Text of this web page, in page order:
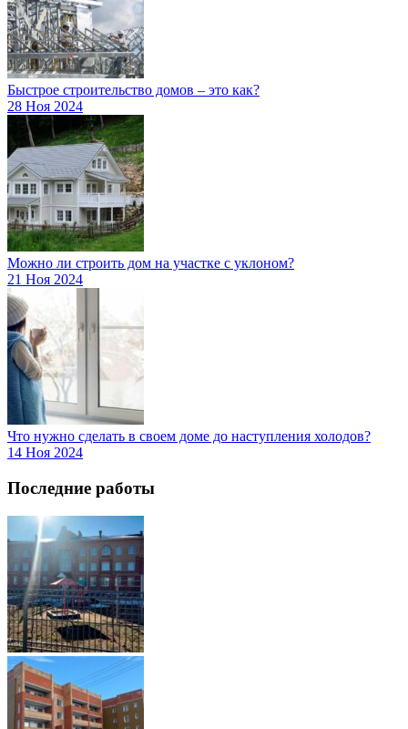
Быстрое строительство домов – это как?
28 Ноя 2024
Можно ли строить дом на участке с уклоном?
21 Ноя 2024
Что нужно сделать в своем доме до наступления холодов?
14 Ноя 2024
Последние работы